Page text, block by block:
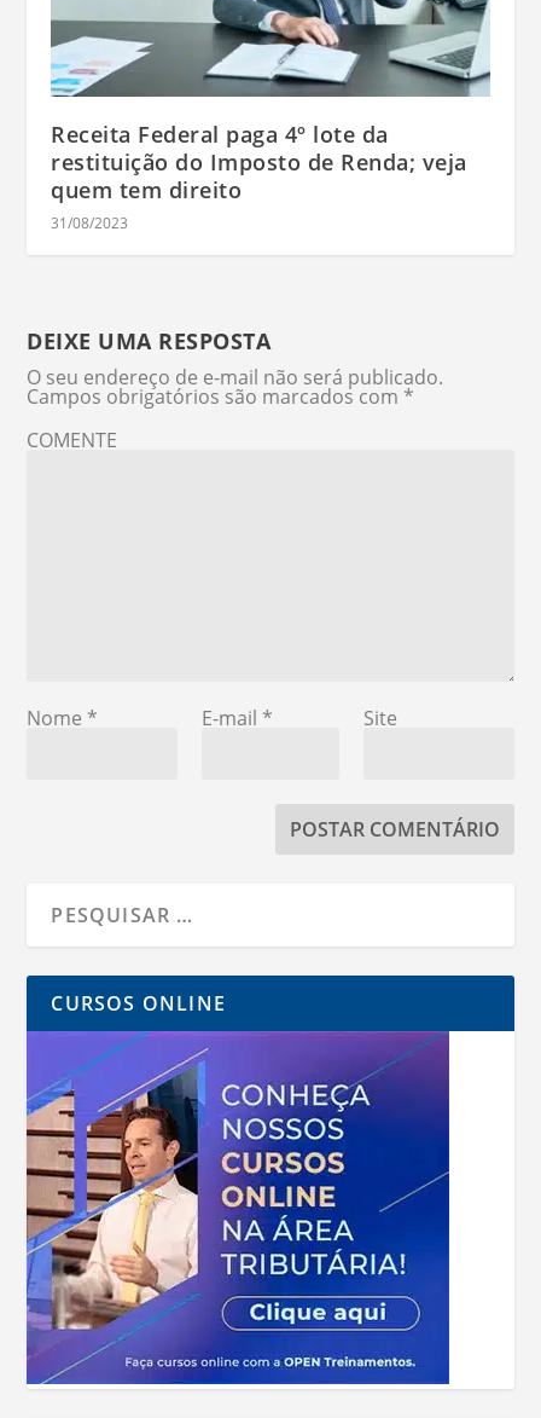
Receita Federal paga 4º lote da
restituição do Imposto de Renda; veja
quem tem direito
31/08/2023
DEIXE UMA RESPOSTA
O seu endereço de e-mail não será publicado.
Campos obrigatórios são marcados com *
COMENTE
Nome * E-mail * Site
CURSOS ONLINE